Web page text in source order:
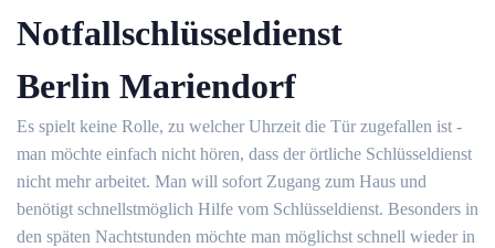
Notfallschlüsseldienst
Berlin Mariendorf
Es spielt keine Rolle, zu welcher Uhrzeit die Tür zugefallen ist -
man möchte einfach nicht hören, dass der örtliche Schlüsseldienst
nicht mehr arbeitet. Man will sofort Zugang zum Haus und
benötigt schnellstmöglich Hilfe vom Schlüsseldienst. Besonders in
den späten Nachtstunden möchte man möglichst schnell wieder in